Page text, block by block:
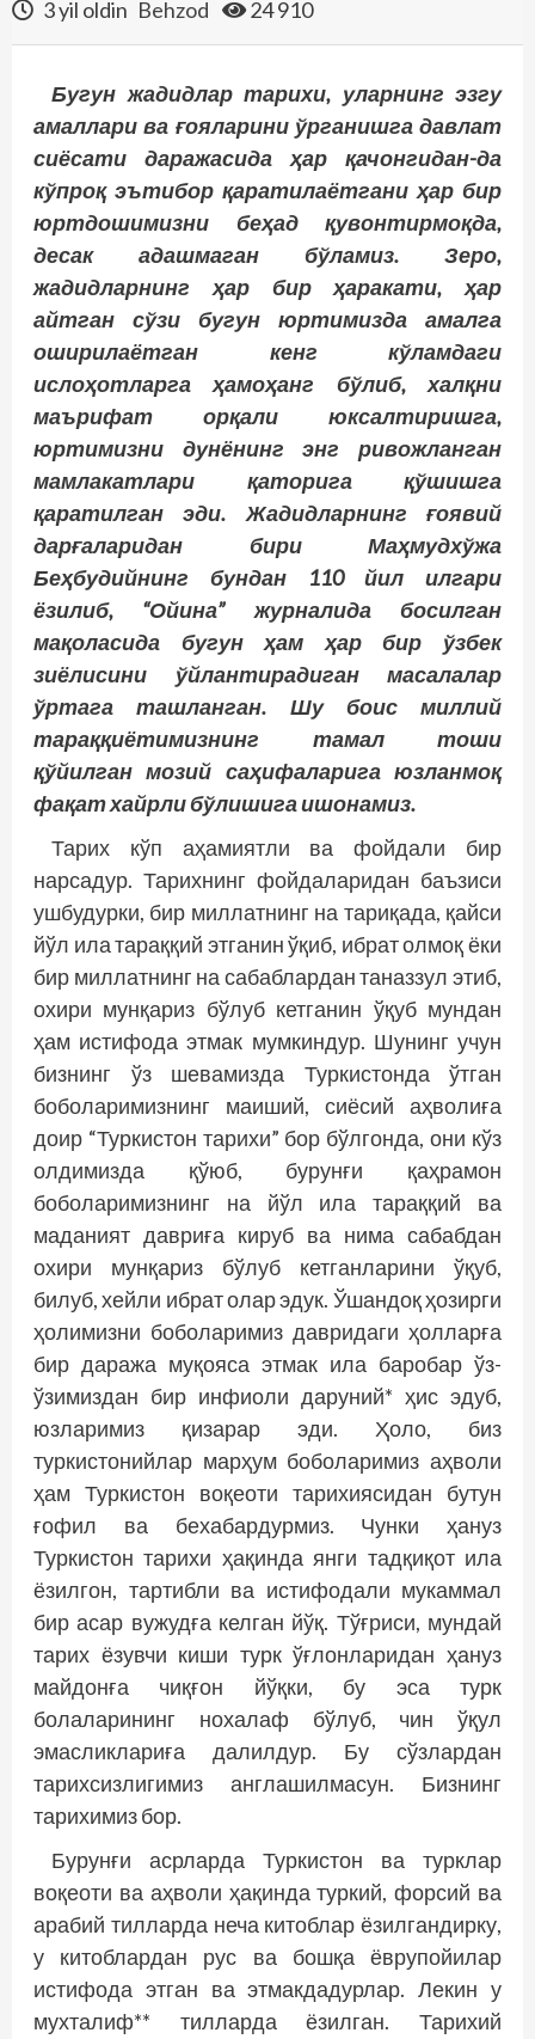
3 yil oldin Behzod 24 910
Бугун жадидлар тарихи, уларнинг эзгу
амаллари ва ғояларини ўрганишга давлат
сиёсати даражасида ҳар қачонгидан-да
кўпроқ эътибор қаратилаётгани ҳар бир
юртдошимизни беҳад қувонтирмоқда,
десак адашмаган бўламиз. Зеро,
жадидларнинг ҳар бир ҳаракати, ҳар
айтган сўзи бугун юртимизда амалга
оширилаётган кенг кўламдаги
ислоҳотларга ҳамоҳанг бўлиб, халқни
маърифат орқали юксалтиришга,
юртимизни дунёнинг энг ривожланган
мамлакатлари қаторига қўшишга
қаратилган эди. Жадидларнинг ғоявий
дарғаларидан бири Маҳмудхўжа
Беҳбудийнинг бундан 110 йил илгари
ёзилиб, “Ойина” журналида босилган
мақоласида бугун ҳам ҳар бир ўзбек
зиёлисини ўйлантирадиган масалалар
ўртага ташланган. Шу боис миллий
тараққиётимизнинг тамал тоши
қўйилган мозий саҳифаларига юзланмоқ
фақат хайрли бўлишига ишонамиз.
Тарих кўп аҳамиятли ва фойдали бир
нарсадур. Тарихнинг фойдаларидан баъзиси
ушбудурки, бир миллатнинг на тариқада, қайси
йўл ила тараққий этганин ўқиб, ибрат олмоқ ёки
бир миллатнинг на сабаблардан таназзул этиб,
охири мунқариз бўлуб кетганин ўқуб мундан
ҳам истифода этмак мумкиндур. Шунинг учун
бизнинг ўз шевамизда Туркистонда ўтган
боболаримизнинг маиший, сиёсий аҳволиға
доир “Туркистон тарихи” бор бўлгонда, они кўз
олдимизда қўюб, бурунғи қаҳрамон
боболаримизнинг на йўл ила тараққий ва
маданият давриға кируб ва нима сабабдан
охири мунқариз бўлуб кетганларини ўқуб,
билуб, хейли ибрат олар эдук. Ўшандоқ ҳозирги
ҳолимизни боболаримиз давридаги ҳолларға
бир даража муқояса этмак ила баробар ўз-
ўзимиздан бир инфиоли даруний* ҳис эдуб,
юзларимиз қизарар эди. Ҳоло, биз
туркистонийлар марҳум боболаримиз аҳволи
ҳам Туркистон воқеоти тарихиясидан бутун
ғофил ва бехабардурмиз. Чунки ҳануз
Туркистон тарихи ҳақинда янги тадқиқот ила
ёзилгон, тартибли ва истифодали мукаммал
бир асар вужудға келган йўқ. Тўғриси, мундай
тарих ёзувчи киши турк ўғлонларидан ҳануз
майдонға чиқғон йўқки, бу эса турк
болаларининг нохалаф бўлуб, чин ўқул
эмасликлариға далилдур. Бу сўзлардан
тарихсизлигимиз англашилмасун. Бизнинг
тарихимиз бор.
Бурунғи асрларда Туркистон ва турклар
воқеоти ва аҳволи ҳақинда туркий, форсий ва
арабий тилларда неча китоблар ёзилгандирку,
у китоблардан рус ва бошқа ёврупойилар
истифода этган ва этмакдадурлар. Лекин у
мухталиф** тилларда ёзилган. Тарихий